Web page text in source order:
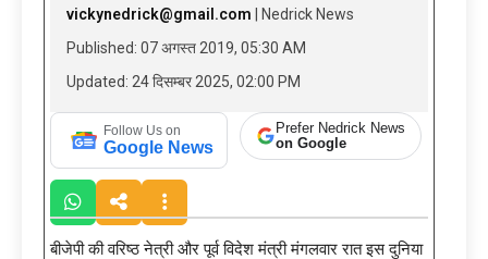
vickynedrick@gmail.com | Nedrick News
Published: 07 अगस्त 2019, 05:30 AM
Updated: 24 दिसम्बर 2025, 02:00 PM
Follow Us on
Google News
Prefer Nedrick News
on Google
बीजेपी की वरिष्ठ नेत्री और पूर्व विदेश मंत्री मंगलवार रात इस दुनिया